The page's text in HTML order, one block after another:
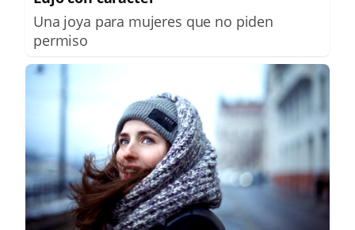
Una joya para mujeres que no piden
permiso